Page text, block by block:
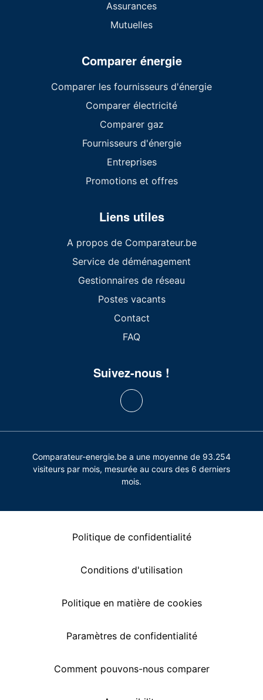
Assurances
Mutuelles
Comparer énergie
Comparer les fournisseurs d'énergie
Comparer électricité
Comparer gaz
Fournisseurs d'énergie
Entreprises
Promotions et offres
Liens utiles
A propos de Comparateur.be
Service de déménagement
Gestionnaires de réseau
Postes vacants
Contact
FAQ
Suivez-nous !
Comparateur-energie.be a une moyenne de 93.254
visiteurs par mois, mesurée au cours des 6 derniers
mois.
Politique de confidentialité
Conditions d'utilisation
Politique en matière de cookies
Paramètres de confidentialité
Comment pouvons-nous comparer